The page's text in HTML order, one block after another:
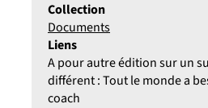
Collection
Documents
Liens
A pour autre édition sur un
différent : Tout le monde a
coach